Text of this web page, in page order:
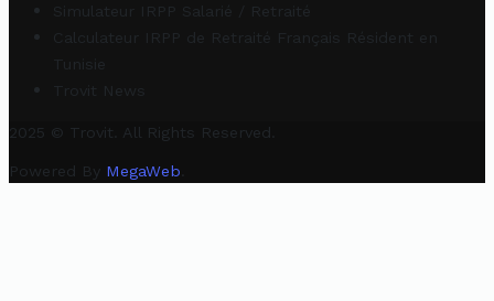
Simulateur IRPP Salarié / Retraité
Calculateur IRPP de Retraité Français Résident en
Tunisie
Trovit News
2025 © Trovit. All Rights Reserved.
Powered By MegaWeb